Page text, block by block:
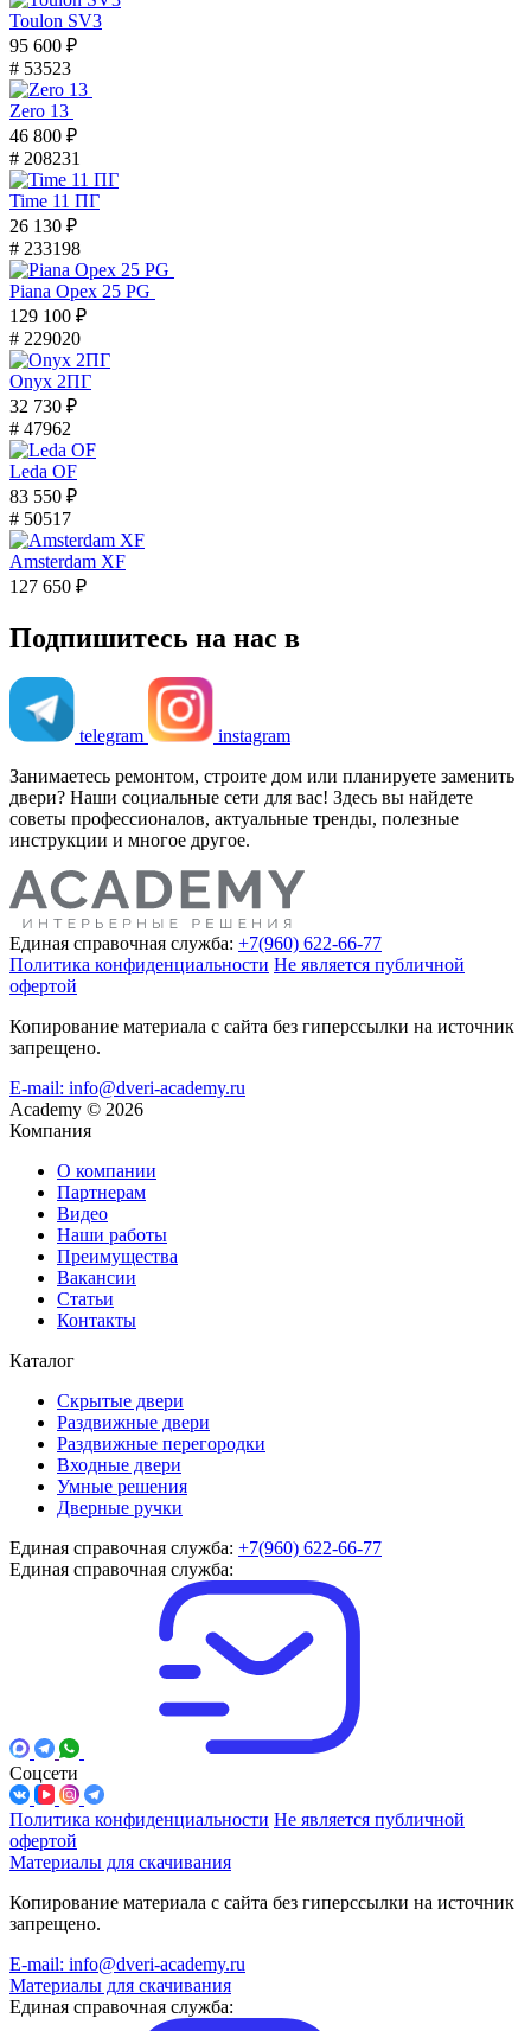
Toulon SV3
95 600 ₽
# 53523
Zero 13
46 800 ₽
# 208231
Time 11 ПГ
26 130 ₽
# 233198
Piana Орех 25 PG
129 100 ₽
# 229020
Onyx 2ПГ
32 730 ₽
# 47962
Leda OF
83 550 ₽
# 50517
Amsterdam XF
127 650 ₽
Подпишитесь на нас в
telegram
instagram
Занимаетесь ремонтом, строите дом или планируете заменить
двери? Наши социальные сети для вас! Здесь вы найдете
советы профессионалов, актуальные тренды, полезные
инструкции и многое другое.
Единая справочная служба: +7(960) 622-66-77
Политика конфиденциальности Не является публичной
офертой
Копирование материала с сайта без гиперссылки на источник
запрещено.
E-mail: info@dveri-academy.ru
Academy © 2026
Компания
О компании
Партнерам
Видео
Наши работы
Преимущества
Вакансии
Статьи
Контакты
Каталог
Скрытые двери
Раздвижные двери
Раздвижные перегородки
Входные двери
Умные решения
Дверные ручки
Единая справочная служба: +7(960) 622-66-77
Единая справочная служба:
Соцсети
Политика конфиденциальности Не является публичной
офертой
Материалы для скачивания
Копирование материала с сайта без гиперссылки на источник
запрещено.
E-mail: info@dveri-academy.ru
Материалы для скачивания
Единая справочная служба: